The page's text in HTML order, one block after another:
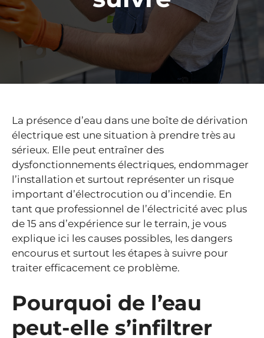
La présence d’eau dans une boîte de dérivation
électrique est une situation à prendre très au
sérieux. Elle peut entraîner des
dysfonctionnements électriques, endommager
l’installation et surtout représenter un risque
important d’électrocution ou d’incendie. En
tant que professionnel de l’électricité avec plus
de 15 ans d’expérience sur le terrain, je vous
explique ici les causes possibles, les dangers
encourus et surtout les étapes à suivre pour
traiter efficacement ce problème.
Pourquoi de l’eau
peut-elle s’infiltrer